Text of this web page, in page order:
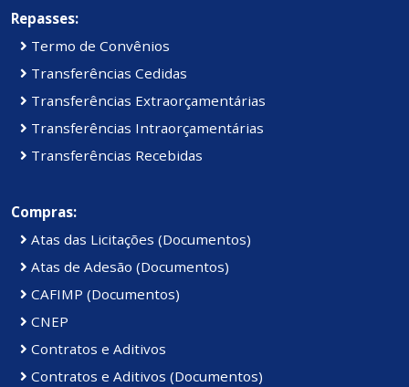
Repasses:
Termo de Convênios
Transferências Cedidas
Transferências Extraorçamentárias
Transferências Intraorçamentárias
Transferências Recebidas
Compras:
Atas das Licitações (Documentos)
Atas de Adesão (Documentos)
CAFIMP (Documentos)
CNEP
Contratos e Aditivos
Contratos e Aditivos (Documentos)